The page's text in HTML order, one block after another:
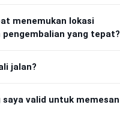
menemukan lokasi
yang tepat?
jalan?
saya valid untuk memesan